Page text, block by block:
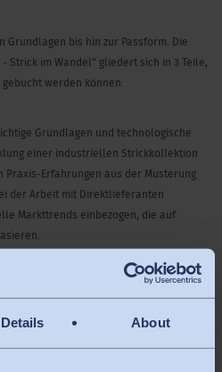
Details About
Grundlagen bis hin zur Passform. Die
Strick im Wandel“ gliedert sich in 3 Teile,
werden können.
Grundlagen und technologische
einer industriellen Strickkollektion
Praxis-Erfahrungen aus der Musterung
der Arbeit mit Direktlieferanten
Markttrends einbezogen, die auf